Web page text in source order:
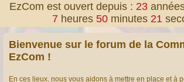
er
EzCom est ouvert depuis : 23
7 heures 50 minutes 21
Bienvenue sur le forum de la
EzCom !
En ces lieux, nous vous aidons à mettre en place et à